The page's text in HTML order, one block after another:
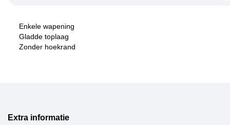
Enkele wapening
Gladde toplaag
Zonder hoekrand
Extra informatie